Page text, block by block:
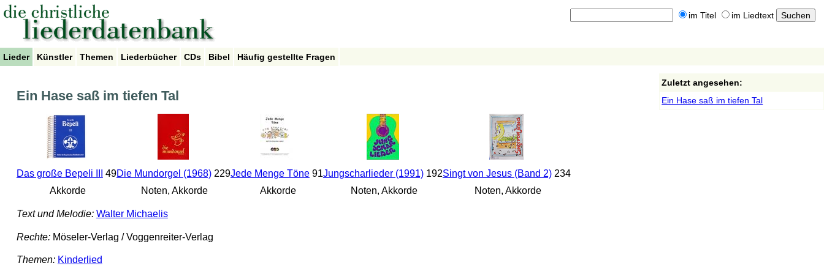
im Titel im Liedtext
Lieder Künstler Themen Liederbücher CDs Bibel Häufig gestellte Fragen
Ein Hase saß im tiefen Tal
Das große Bepeli III
49
Akkorde
Die Mundorgel (1968)229
Noten, Akkorde
Jede Menge Töne91
Akkorde
Jungscharlieder (1991)192
Noten, Akkorde
Singt von Jesus (Band 2)234
Noten, Akkorde
Text und Melodie: Walter Michaelis
Rechte:Möseler-Verlag / Voggenreiter-Verlag
Themen: Kinderlied
Zuletzt angesehen:
Ein Hase saß im tiefen Tal